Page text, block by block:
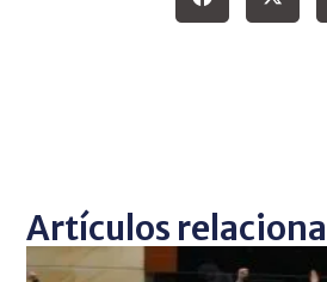
Artículos